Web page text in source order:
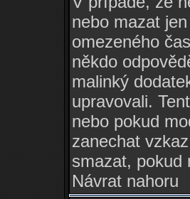
nebo mazat
omezeného
někdo
malinký
upravovali.
nebo pokud
zanechat
smazat, pokud
Návrat nahoru